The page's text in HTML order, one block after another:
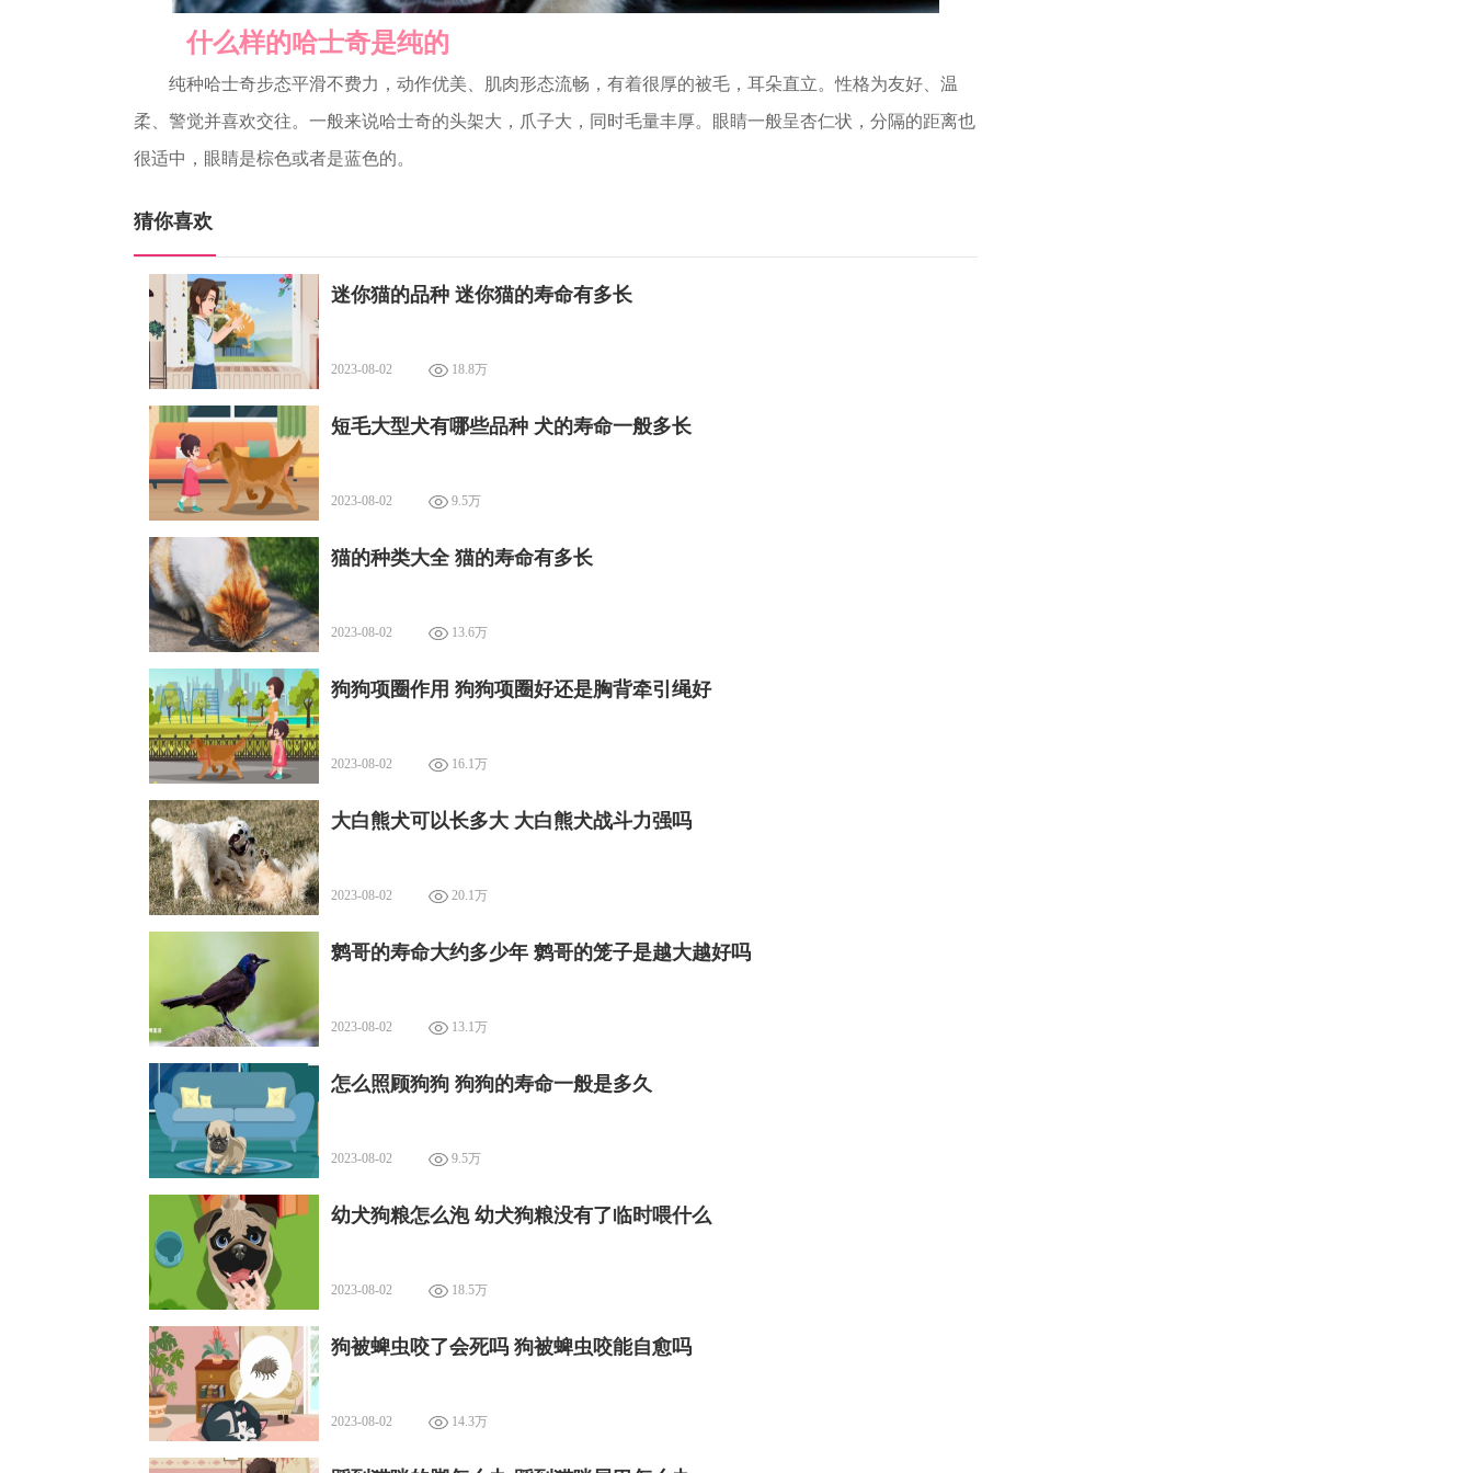
什么样的哈士奇是纯的
纯种哈士奇步态平滑不费力，动作优美、肌肉形态流畅，有着很厚的被毛，耳朵直立。性格为友好、温
柔、警觉并喜欢交往。一般来说哈士奇的头架大，爪子大，同时毛量丰厚。眼睛一般呈杏仁状，分隔的距离也
很适中，眼睛是棕色或者是蓝色的。
猜你喜欢
迷你猫的品种 迷你猫的寿命有多长
2023-08-02 18.8万
短毛大型犬有哪些品种 犬的寿命一般多长
2023-08-02 9.5万
猫的种类大全 猫的寿命有多长
2023-08-02 13.6万
狗狗项圈作用 狗狗项圈好还是胸背牵引绳好
2023-08-02 16.1万
大白熊犬可以长多大 大白熊犬战斗力强吗
2023-08-02 20.1万
鹩哥的寿命大约多少年 鹩哥的笼子是越大越好吗
2023-08-02 13.1万
怎么照顾狗狗 狗狗的寿命一般是多久
2023-08-02 9.5万
幼犬狗粮怎么泡 幼犬狗粮没有了临时喂什么
2023-08-02 18.5万
狗被蜱虫咬了会死吗 狗被蜱虫咬能自愈吗
2023-08-02 14.3万